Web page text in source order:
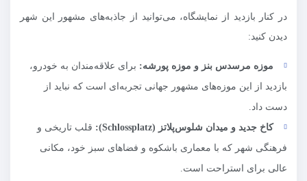
در کنار بازدید از نمایشگاه، می‌توانید از جاذبه‌های مشهور این شهر
دیدن کنید:
موزه مرسدس بنز و موزه پورشه: برای علاقه‌مندان به خودرو،
بازدید از این موزه‌های مشهور جهانی تجربه‌ای است که نباید از
دست داد.
کاخ جدید و میدان شلوس‌پلاتز (Schlossplatz):
قلب تاریخی و
فرهنگی شهر که با معماری باشکوه و فضاهای سبز خود، مکانی
عالی برای استراحت است.